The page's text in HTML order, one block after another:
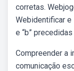
corretas.
Webidentificar e
e “b” precedidas
Compreender a
comunicação